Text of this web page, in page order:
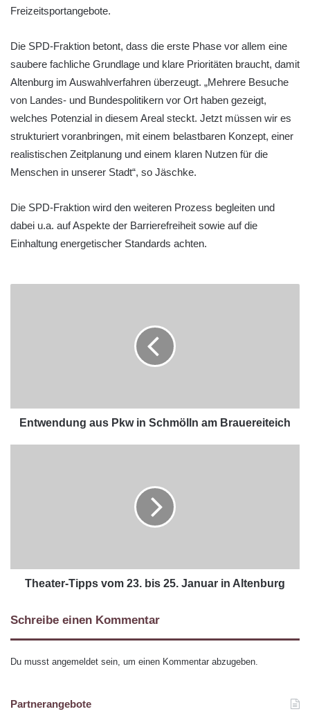
Freizeitsportangebote.
Die SPD-Fraktion betont, dass die erste Phase vor allem eine
saubere fachliche Grundlage und klare Prioritäten braucht, damit
Altenburg im Auswahlverfahren überzeugt. „Mehrere Besuche
von Landes- und Bundespolitikern vor Ort haben gezeigt,
welches Potenzial in diesem Areal steckt. Jetzt müssen wir es
strukturiert voranbringen, mit einem belastbaren Konzept, einer
realistischen Zeitplanung und einem klaren Nutzen für die
Menschen in unserer Stadt“, so Jäschke.
Die SPD-Fraktion wird den weiteren Prozess begleiten und
dabei u.a. auf Aspekte der Barrierefreiheit sowie auf die
Einhaltung energetischer Standards achten.
Entwendung aus Pkw in Schmölln am Brauereiteich
Theater-Tipps vom 23. bis 25. Januar in Altenburg
Schreibe einen Kommentar
Du musst angemeldet sein, um einen Kommentar abzugeben.
Partnerangebote